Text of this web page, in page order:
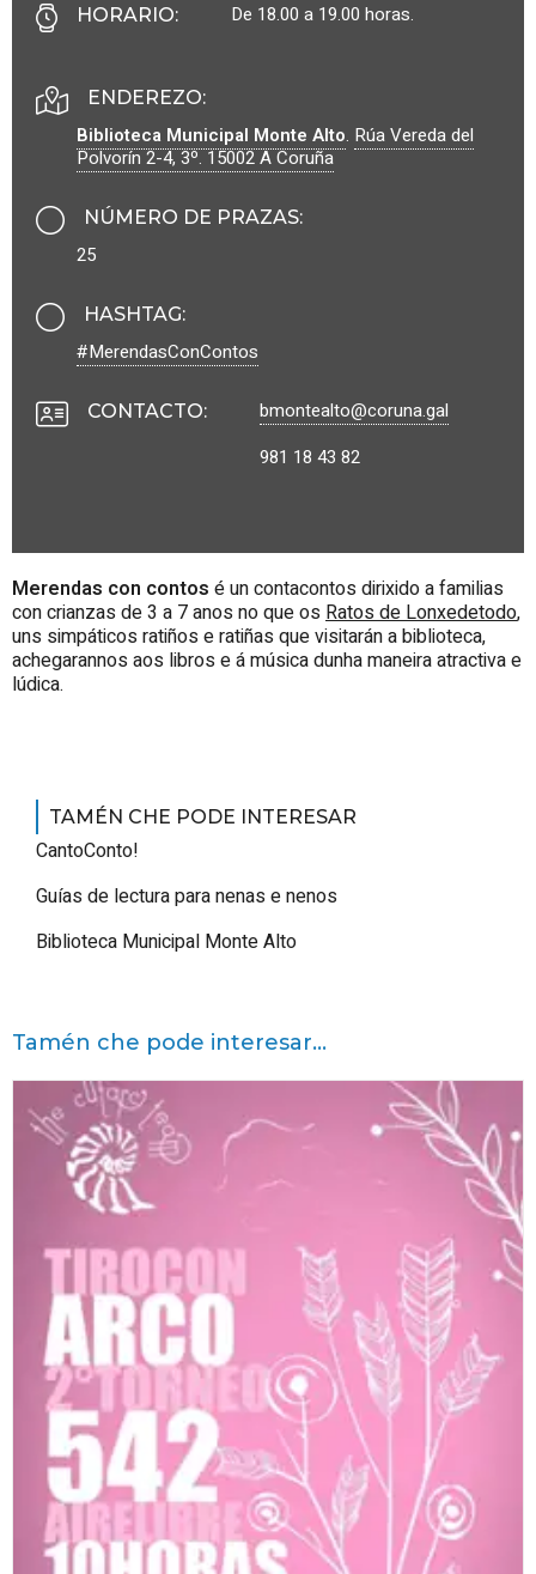
HORARIO: De 18.00 a 19.00 horas.
ENDEREZO:
Biblioteca Municipal Monte Alto. Rúa Vereda del
Polvorín 2-4, 3º.15002A Coruña
NÚMERO DE PRAZAS:
25
HASHTAG:
#MerendasConContos
CONTACTO:
bmontealto@coruna.gal
981 18 43 82
Merendas con contos é un contacontos dirixido a familias
con crianzas de 3 a 7 anos no que os Ratos de Lonxedetodo,
uns simpáticos ratiños e ratiñas que visitarán a biblioteca,
achegarannos aos libros e á música dunha maneira atractiva e
lúdica.
TAMÉN CHE PODE INTERESAR
CantoConto!
Guías de lectura para nenas e nenos
Biblioteca Municipal Monte Alto
Tamén che pode interesar...